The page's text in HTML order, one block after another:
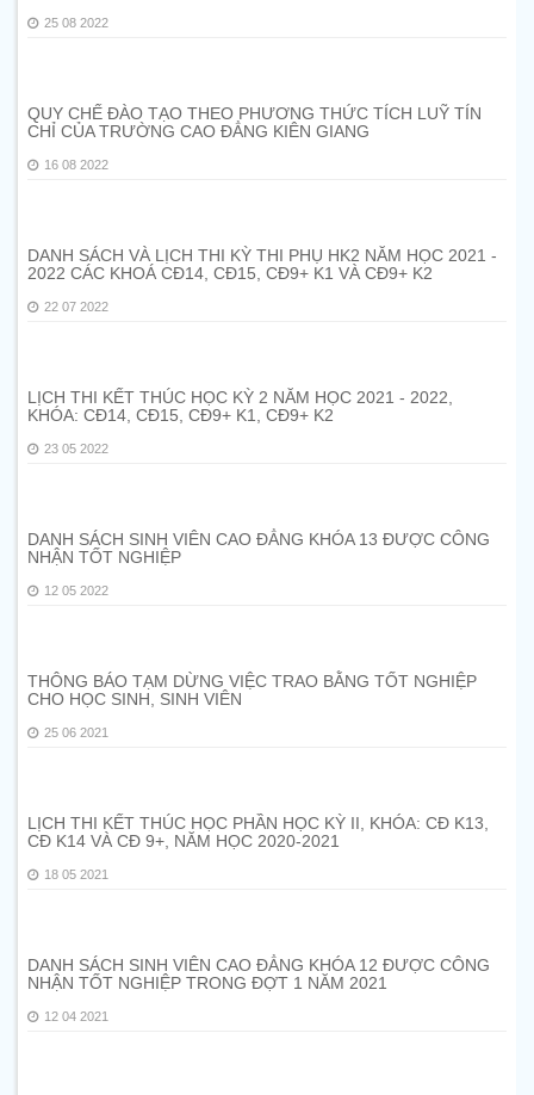
25 08 2022
QUY CHẾ ĐÀO TẠO THEO PHƯƠNG THỨC TÍCH LUỸ TÍN
CHỈ CỦA TRƯỜNG CAO ĐẲNG KIÊN GIANG
16 08 2022
DANH SÁCH VÀ LỊCH THI KỲ THI PHỤ HK2 NĂM HỌC 2021 -
2022 CÁC KHOÁ CĐ14, CĐ15, CĐ9+ K1 VÀ CĐ9+ K2
22 07 2022
LỊCH THI KẾT THÚC HỌC KỲ 2 NĂM HỌC 2021 - 2022,
KHÓA: CĐ14, CĐ15, CĐ9+ K1, CĐ9+ K2
23 05 2022
DANH SÁCH SINH VIÊN CAO ĐẲNG KHÓA 13 ĐƯỢC CÔNG
NHẬN TỐT NGHIỆP
12 05 2022
THÔNG BÁO TẠM DỪNG VIỆC TRAO BẰNG TỐT NGHIỆP
CHO HỌC SINH, SINH VIÊN
25 06 2021
LỊCH THI KẾT THÚC HỌC PHẦN HỌC KỲ II, KHÓA: CĐ K13,
CĐ K14 VÀ CĐ 9+, NĂM HỌC 2020-2021
18 05 2021
DANH SÁCH SINH VIÊN CAO ĐẲNG KHÓA 12 ĐƯỢC CÔNG
NHẬN TỐT NGHIỆP TRONG ĐỢT 1 NĂM 2021
12 04 2021